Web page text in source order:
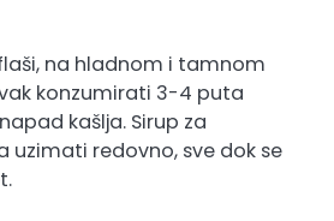
na hladnom i tamnom
konzumirati 3-4 puta
kašlja. Sirup za
uzimati redovno, sve dok se